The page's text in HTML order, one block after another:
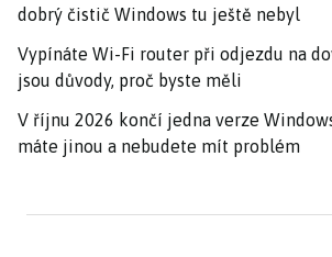
dobrý čistič Windows tu ještě nebyl
Vypínáte Wi-Fi router při odjezdu na
jsou důvody, proč byste měli
V říjnu 2026 končí jedna verze
máte jinou a nebudete mít problém